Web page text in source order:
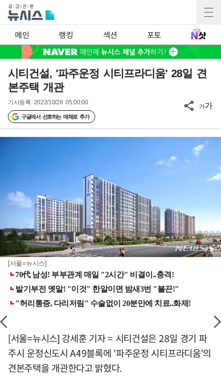
메인 랭킹 섹션 포토
시티건설, '파주운정 시티프라디움' 28일 견
본주택 개관
기사등록 2022/10/28 05:00:00
구글에서 선호하는 매체로 추가
가가
[서울=뉴시스]
[서울=뉴시스] 강세훈 기자 = 시티건설은 28일 경기 파
주시 운정신도시 A49블록에 '파주운정 시티프라디움'의
견본주택을 개관한다고 밝혔다.